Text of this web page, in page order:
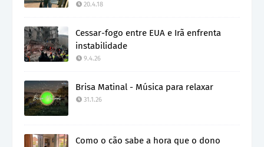
20.4.18
Cessar-fogo entre EUA e Irã enfrenta
instabilidade
9.4.26
Brisa Matinal - Música para relaxar
31.1.26
Como o cão sabe a hora que o dono